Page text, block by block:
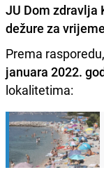
JU Dom zdravlja
dežure za
Prema
januara 2022.
lokalitetima: